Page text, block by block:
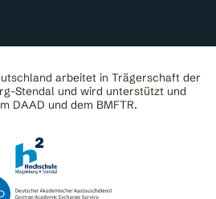
arbeitet in Trägerschaft der
Stendal und wird unterstützt und
DAAD und dem BMFTR.